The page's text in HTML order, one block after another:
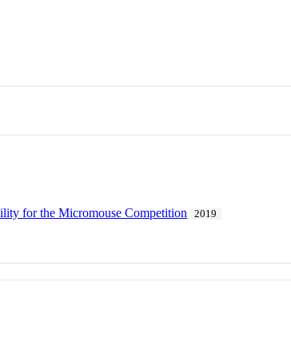
for the Micromouse Competition 2019